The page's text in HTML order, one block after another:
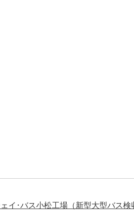
ェイ･バス小松工場（新型大型バス検